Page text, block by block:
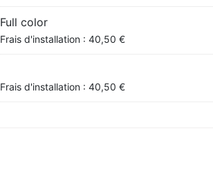
Full color
Frais d'installation : 40,50 €
Frais d'installation : 40,50 €